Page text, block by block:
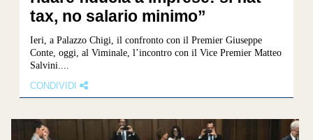
tax, no salario minimo”
Ieri, a Palazzo Chigi, il confronto con il Premier Giuseppe
Conte, oggi, al Viminale, l’incontro con il Vice Premier Matteo
Salvini....
CONDIVIDI